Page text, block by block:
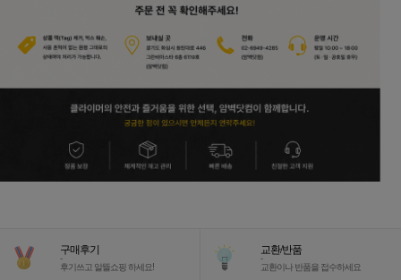
구매후기
-
후기쓰고 알뜰쇼핑 하세요!
교환/반품
-
교환이나 반품을 접수하세요